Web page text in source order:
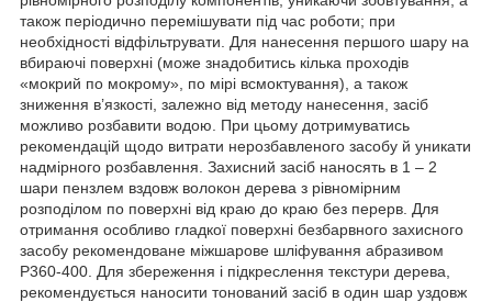
також періодично перемішувати під час роботи; при
необхідності відфільтрувати. Для нанесення першого шару на
вбираючі поверхні (може знадобитись кілька проходів
«мокрий по мокрому», по мірі всмоктування), а також
зниження в’язкості, залежно від методу нанесення, засіб
можливо розбавити водою. При цьому дотримуватись
рекомендацій щодо витрати нерозбавленого засобу й уникати
надмірного розбавлення. Захисний засіб наносять в 1 – 2
шари пензлем вздовж волокон дерева з рівномірним
розподілом по поверхні від краю до краю без перерв. Для
отримання особливо гладкої поверхні безбарвного захисного
засобу рекомендоване міжшарове шліфування абразивом
Р360-400. Для збереження і підкреслення текстури дерева,
рекомендується наносити тонований засіб в один шар уздовж